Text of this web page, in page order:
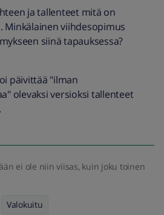
ja tallenteet mitä on
Minkälainen viihdesopimus
siinä tapauksessa?
päivittää "ilman
olevaksi versioksi tallenteet
ei ole niin viisas, kuin joku toinen
Valokuitu